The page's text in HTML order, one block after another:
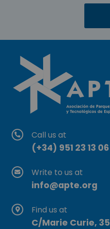
Call us at
(+34) 951 23 13 06
Write to us at
info@apte.org
Find us at
C/Marie Curie, 35